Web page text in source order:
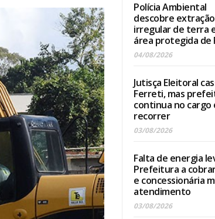
Polícia Ambiental
descobre extração
irregular de terra
área protegida de
04/08/2026
Jutisça Eleitoral
Ferreti, mas
continua no cargo
recorrer
03/08/2026
Falta de energia
Prefeitura a
e concessionária
atendimento
03/08/2026